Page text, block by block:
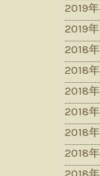
2019
2019年
2018
2018年
2018
2018
2018
2018